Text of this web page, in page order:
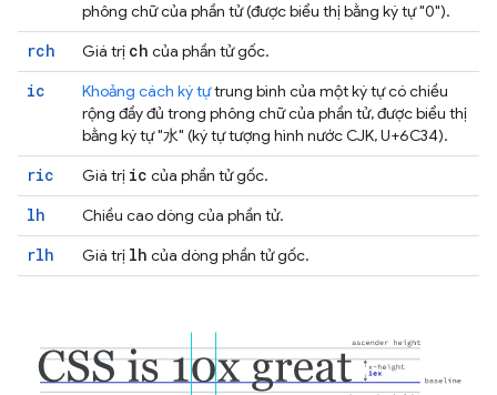
phông chữ của phần tử (được biểu thị bằng ký tự "0").
rch Giá trị ch của phần tử gốc.
ic Khoảng cách ký tựtrung bình của một ký tự có chiều
rộng đầy đủ trong phông chữ của phần tử, được biểu thị
bằng ký tự "水" (ký tự tượng hình nước CJK, U+6C34).
ric Giá trị ic của phần tử gốc.
lh Chiều cao dòng của phần tử.
rlh Giá trị lh của dòng phần tử gốc.